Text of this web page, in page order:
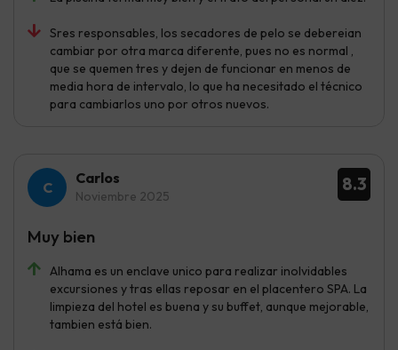
Sres responsables, los secadores de pelo se debereian
cambiar por otra marca diferente, pues no es normal ,
que se quemen tres y dejen de funcionar en menos de
media hora de intervalo, lo que ha necesitado el técnico
para cambiarlos uno por otros nuevos.
8.3
Carlos
Noviembre 2025
Alhama es un enclave unico para realizar inolvidables
excursiones y tras ellas reposar en el placentero SPA. La
limpieza del hotel es buena y su buffet, aunque mejorable,
tambien está bien.
Muy bien